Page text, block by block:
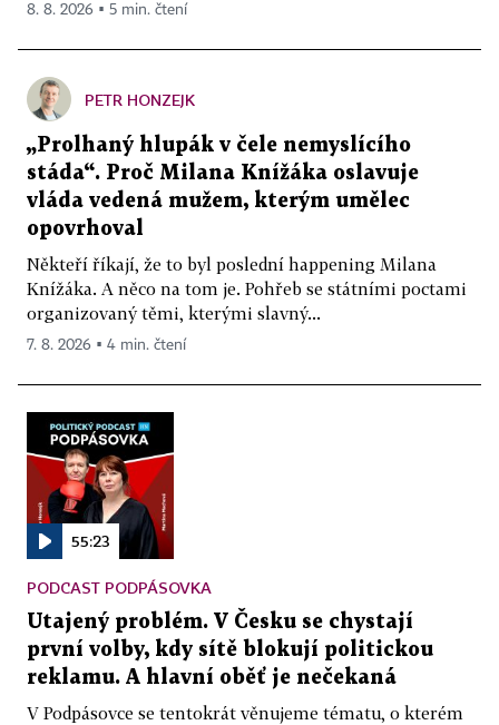
8. 8. 2026 ▪ 5 min. čtení
PETR HONZEJK
„Prolhaný hlupák v čele nemyslícího
stáda“. Proč Milana Knížáka oslavuje
vláda vedená mužem, kterým umělec
opovrhoval
Někteří říkají, že to byl poslední happening Milana
Knížáka. A něco na tom je. Pohřeb se státními poctami
organizovaný těmi, kterými slavný...
7. 8. 2026 ▪ 4 min. čtení
55:23
PODCAST PODPÁSOVKA
Utajený problém. V Česku se chystají
první volby, kdy sítě blokují politickou
reklamu. A hlavní oběť je nečekaná
V Podpásovce se tentokrát věnujeme tématu, o kterém